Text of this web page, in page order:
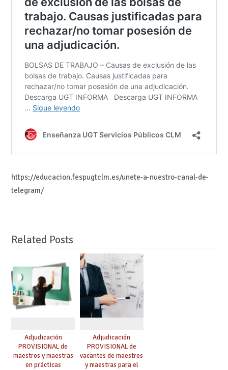
https://educacion.fespugtclm.es/unete-a-nuestro-canal-de-
telegram/
Related Posts
Adjudicación
PROVISIONAL de
maestros y maestras
en prácticas
Adjudicación
PROVISIONAL de
vacantes de maestros
y maestras para el